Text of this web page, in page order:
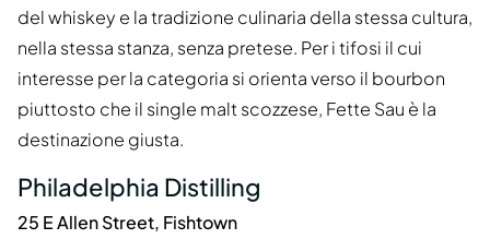
del whiskey e la tradizione culinaria della stessa cultura,
nella stessa stanza, senza pretese. Per i tifosi il cui
interesse per la categoria si orienta verso il bourbon
piuttosto che il single malt scozzese, Fette Sau è la
destinazione giusta.
Philadelphia Distilling
25 E Allen Street, Fishtown